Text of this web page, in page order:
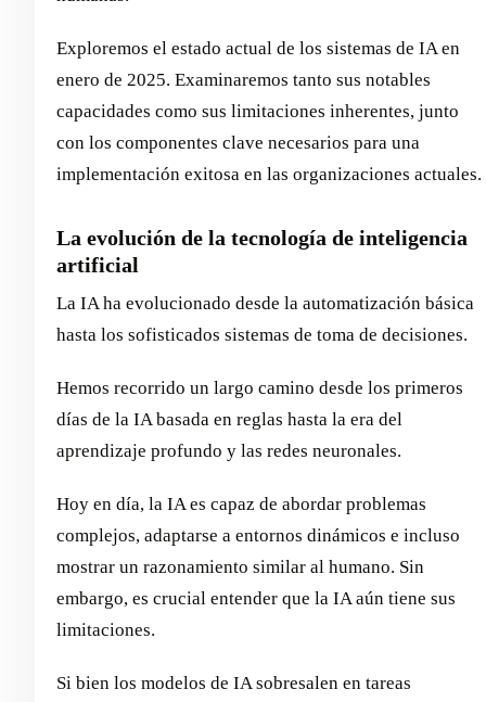
Exploremos el estado actual de los sistemas de IA en
enero de 2025. Examinaremos tanto sus notables
capacidades como sus limitaciones inherentes, junto
con los componentes clave necesarios para una
implementación exitosa en las organizaciones actuales.
La evolución de la tecnología de inteligencia
artificial
La IA ha evolucionado desde la automatización básica
hasta los sofisticados sistemas de toma de decisiones.
Hemos recorrido un largo camino desde los primeros
días de la IA basada en reglas hasta la era del
aprendizaje profundo y las redes neuronales.
Hoy en día, la IA es capaz de abordar problemas
complejos, adaptarse a entornos dinámicos e incluso
mostrar un razonamiento similar al humano. Sin
embargo, es crucial entender que la IA aún tiene sus
limitaciones.
Si bien los modelos de IA sobresalen en tareas